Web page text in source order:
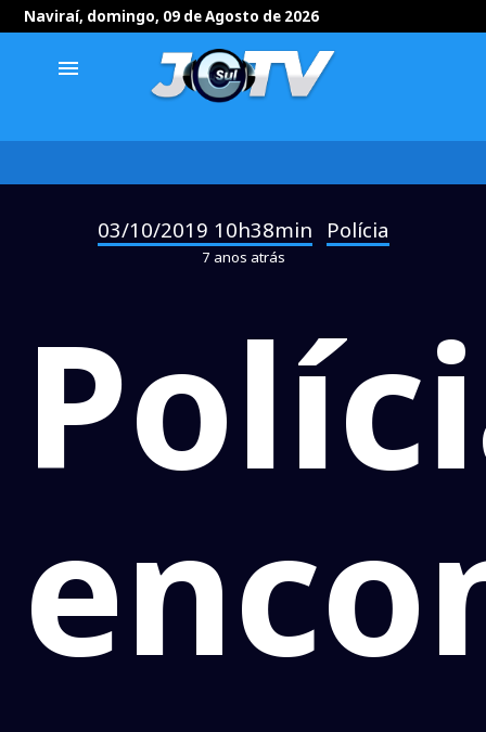
Naviraí, domingo, 09 de Agosto de 2026
menu
03/10/2019 10h38min Polícia
7 anos atrás